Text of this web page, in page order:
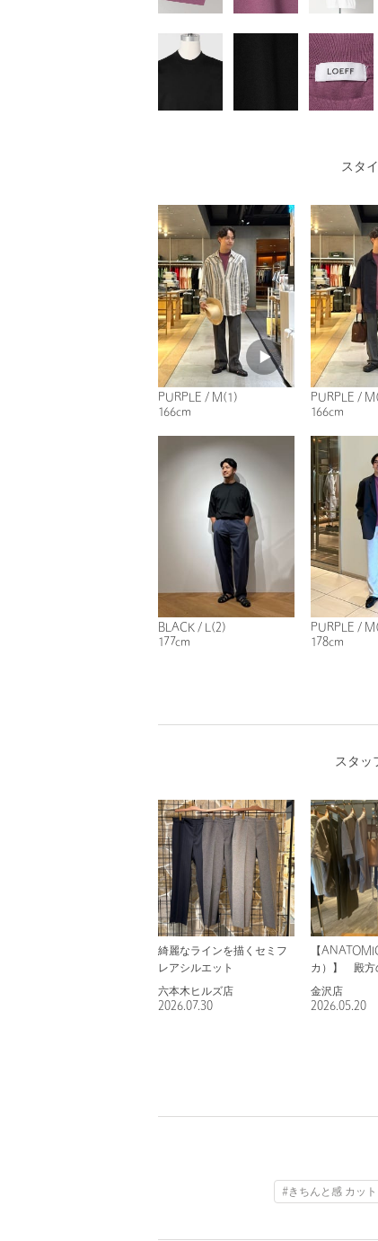
スタ
PURPLE / M(1)
166cm
PURPLE /
166cm
BLACK / L(2)
177cm
PURPLE /
178cm
スタッ
綺麗なラインを描くセミフ
レアシルエット
六本木ヒルズ店
2026.07.30
【
カ）】 殿方
de気品上昇
ャツ！
金沢店
2026.05.20
#きちんと感 カッ